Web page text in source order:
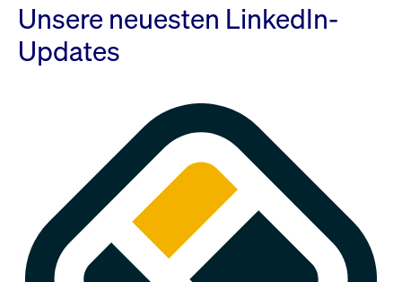
Unsere neuesten LinkedIn-
Updates